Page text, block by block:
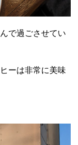
で過ごさせてい
ーは非常に美味